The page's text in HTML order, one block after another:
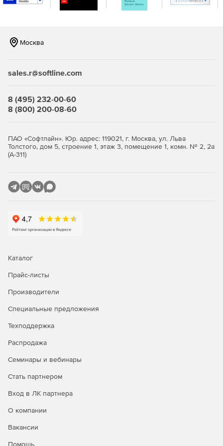
Москва
sales.r@softline.com
8 (495) 232-00-60
8 (800) 200-08-60
ПАО «Софтлайн». Юр. адрес: 119021, г. Москва, ул. Льва
Толстого, дом 5, строение 1, этаж 3, помещение 1, комн. № 2, 2а
(А-311)
Каталог
Прайс-листы
Производители
Специальные предложения
Техподдержка
Распродажа
Семинары и вебинары
Стать партнером
Вход в ЛК партнера
О компании
Вакансии
Помощь